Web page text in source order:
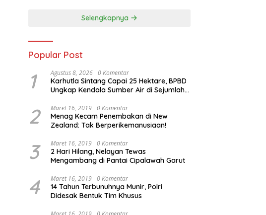
Selengkapnya
Popular Post
1 Agustus 8, 2026 0 Komentar
Karhutla Sintang Capai 25 Hektare, BPBD
Ungkap Kendala Sumber Air di Sejumlah
2 Maret 16, 2019 0 Komentar
Menag Kecam Penembakan di New
Zealand: Tak Berperikemanusiaan!
3 Maret 16, 2019 0 Komentar
2 Hari Hilang, Nelayan Tewas
Mengambang di Pantai Cipalawah Garut
4 Maret 16, 2019 0 Komentar
14 Tahun Terbunuhnya Munir, Polri
Didesak Bentuk Tim Khusus